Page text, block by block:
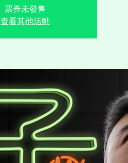
票券未發售
查看其他活動